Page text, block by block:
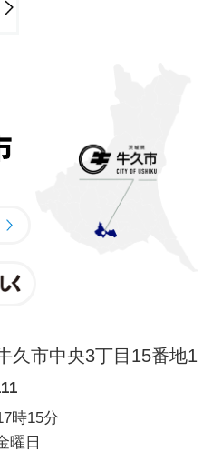
久市中央3丁目15番地1
時15分
曜日